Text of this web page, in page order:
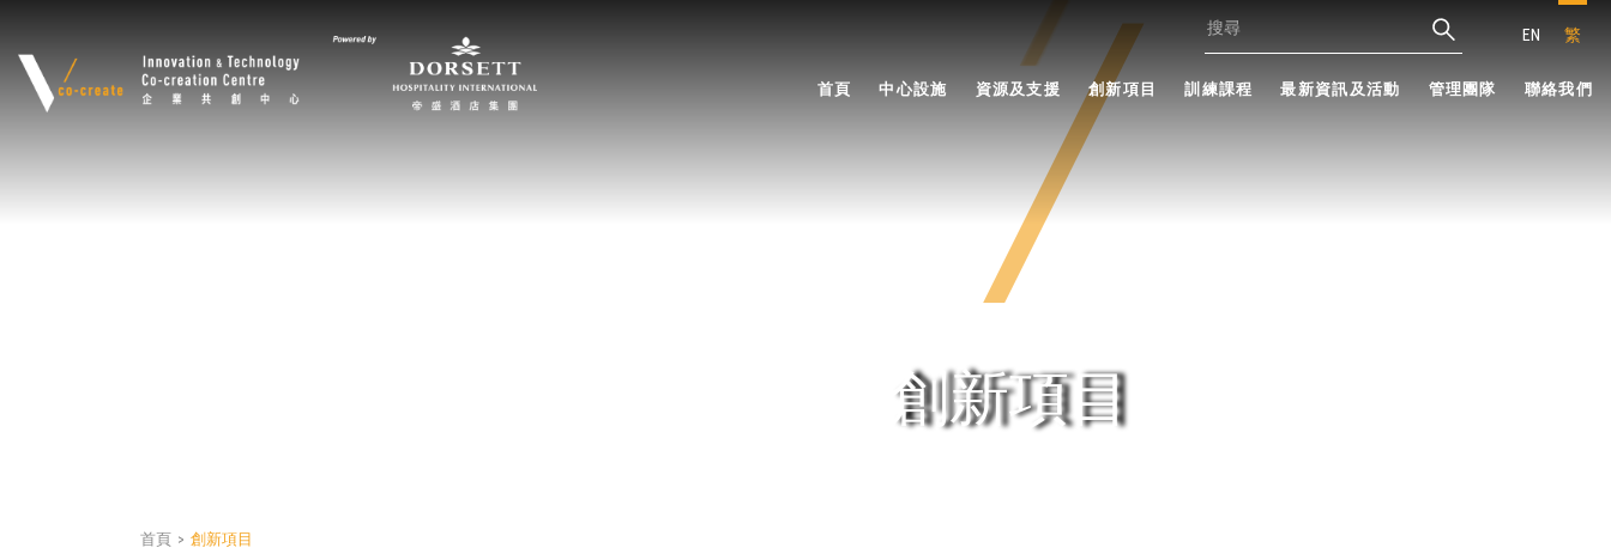
EN 繁
首頁 中心設施 資源及支援 創新項目 訓練課程 最新資訊及活動 管理團隊 聯絡我們
創新項目
首頁 > 創新項目